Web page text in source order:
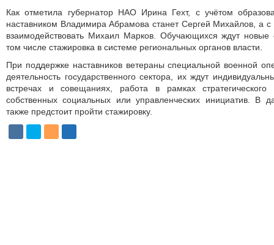
Как отметила губернатор НАО Ирина Гехт, с учётом
наставником Владимира Абрамова станет Сергей Михайлов, а
взаимодействовать Михаил Марков. Обучающихся ждут новые
том числе стажировка в системе региональных органов власти.
При поддержке наставников ветераны специальной военной
деятельность государственного сектора, их ждут
встречах и совещаниях, работа в рамках стратегического
собственных социальных или управленческих инициатив. В
также предстоит пройти стажировку.